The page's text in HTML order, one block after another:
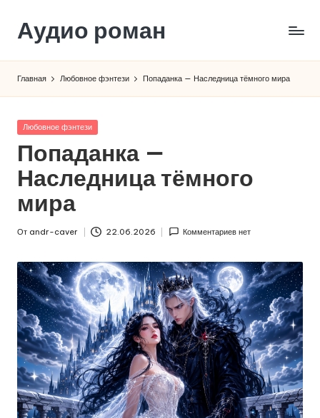
Перейти
содержимому
Аудио роман
Главная Любовное фэнтези Попаданка — Наследница тёмного мира
Опубликовано
Любовное фэнтези
Попаданка —
Наследница тёмного
мира
От andr-caver 22.06.2026 Комментариев нет